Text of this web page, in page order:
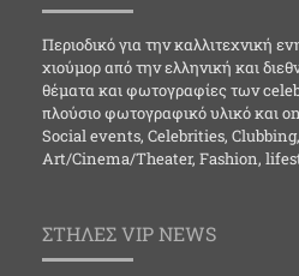
Περιοδικό για την καλλιτεχνική
χιούμορ από την ελληνική και
θέματα και φωτογραφίες των
πλούσιο φωτογραφικό υλικό και
Social events, Celebrities,
Art/Cinema/Theater, Fashion,
ΣΤΗΛΕΣ VIP NEWS